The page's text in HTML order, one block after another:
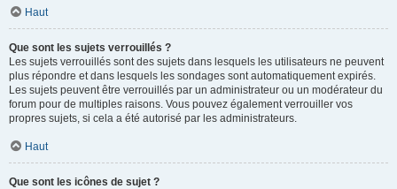
Haut
Que sont les sujets verrouillés ?
Les sujets verrouillés sont des sujets dans lesquels les utilisateurs ne peuvent
plus répondre et dans lesquels les sondages sont automatiquement expirés.
Les sujets peuvent être verrouillés par un administrateur ou un modérateur du
forum pour de multiples raisons. Vous pouvez également verrouiller vos
propres sujets, si cela a été autorisé par les administrateurs.
Haut
Que sont les icônes de sujet ?